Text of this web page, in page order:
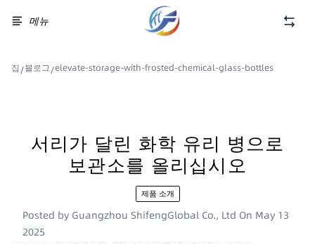
메뉴
집/블로그/elevate-storage-with-frosted-chemical-glass-bottles
서리가 달린 화학 유리 병으로
보관소를 올리십시오
제품 소개
Posted by Guangzhou ShifengGlobal Co., Ltd On May 13
2025